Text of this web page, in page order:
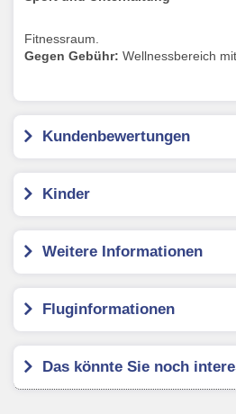
Fitnessraum.
Gegen Gebühr: Wellnessbereich
Kundenbewertungen
Kinder
Weitere Informationen
Fluginformationen
Das könnte Sie noch